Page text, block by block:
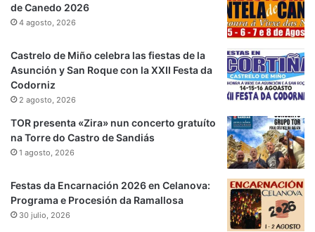
de Canedo 2026
4 agosto, 2026
Castrelo de Miño celebra las fiestas de la
Asunción y San Roque con la XXII Festa da
Codorniz
2 agosto, 2026
TOR presenta «Zira» nun concerto gratuíto
na Torre do Castro de Sandiás
1 agosto, 2026
Festas da Encarnación 2026 en Celanova:
Programa e Procesión da Ramallosa
30 julio, 2026